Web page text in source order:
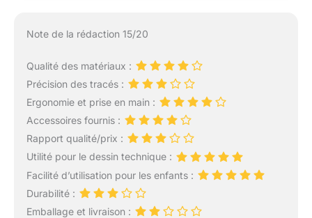
Note de la rédaction 15/20
Qualité des matériaux :
Précision des tracés :
Ergonomie et prise en main :
Accessoires fournis :
Rapport qualité/prix :
Utilité pour le dessin technique :
Facilité d’utilisation pour les enfants :
Durabilité :
Emballage et livraison :